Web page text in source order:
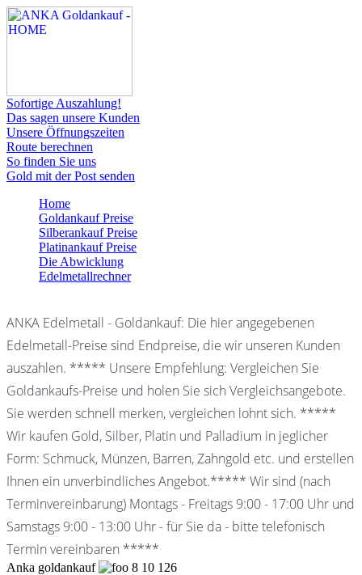
Sofortige Auszahlung!
Das sagen unsere Kunden
Unsere Öffnungszeiten
Route berechnen
So finden Sie uns
Gold mit der Post senden
Home
Goldankauf Preise
Silberankauf Preise
Platinankauf Preise
Die Abwicklung
Edelmetallrechner
ANKA Edelmetall - Goldankauf: Die hier angegebenen
Edelmetall-Preise sind Endpreise, die wir unseren Kunden
auszahlen. ***** Unsere Empfehlung: Vergleichen Sie
Goldankaufs-Preise und holen Sie sich Vergleichsangebote.
Sie werden schnell merken, vergleichen lohnt sich. *****
Wir kaufen Gold, Silber, Platin und Palladium in jeglicher
Form: Schmuck, Münzen, Barren, Zahngold etc. und erstellen
Ihnen ein unverbindliches Angebot.***** Wir sind (nach
Terminvereinbarung) Montags - Freitags 9:00 - 17:00 Uhr und
Samstags 9:00 - 13:00 Uhr - für Sie da - bitte telefonisch
Termin vereinbaren *****
Anka goldankauf 8 10 126